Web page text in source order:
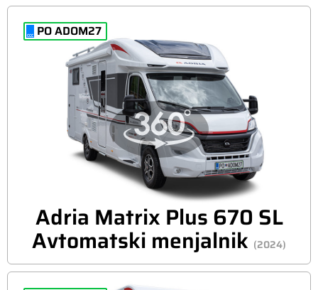
PO ADOM27
Adria Matrix Plus 670 SL
Avtomatski menjalnik (2024)